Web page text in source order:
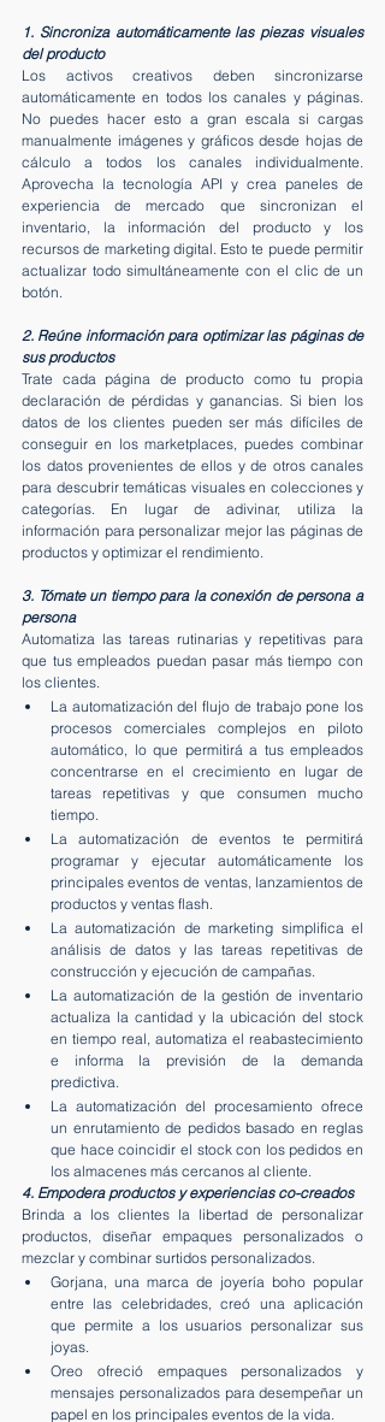
1. Sincroniza automáticamente las piezas visuales
del producto
Los activos creativos deben sincronizarse
automáticamente en todos los canales y páginas.
No puedes hacer esto a gran escala si cargas
manualmente imágenes y gráficos desde hojas de
cálculo a todos los canales individualmente.
Aprovecha la tecnología API y crea paneles de
experiencia de mercado que sincronizan el
inventario, la información del producto y los
recursos de marketing digital. Esto te puede permitir
actualizar todo simultáneamente con el clic de un
botón.
2. Reúne información para optimizar las páginas de
sus productos
Trate cada página de producto como tu propia
declaración de pérdidas y ganancias. Si bien los
datos de los clientes pueden ser más difíciles de
conseguir en los marketplaces, puedes combinar
los datos provenientes de ellos y de otros canales
para descubrir temáticas visuales en colecciones y
categorías. En lugar de adivinar, utiliza la
información para personalizar mejor las páginas de
productos y optimizar el rendimiento.
3. Tómate un tiempo para la conexión de persona a
persona
Automatiza las tareas rutinarias y repetitivas para
que tus empleados puedan pasar más tiempo con
los clientes.
La automatización del flujo de trabajo pone los
procesos comerciales complejos en piloto
automático, lo que permitirá a tus empleados
concentrarse en el crecimiento en lugar de
tareas repetitivas y que consumen mucho
tiempo.
La automatización de eventos te permitirá
programar y ejecutar automáticamente los
principales eventos de ventas, lanzamientos de
productos y ventas flash.
La automatización de marketing simplifica el
análisis de datos y las tareas repetitivas de
construcción y ejecución de campañas.
La automatización de la gestión de inventario
actualiza la cantidad y la ubicación del stock
en tiempo real, automatiza el reabastecimiento
e informa la previsión de la demanda
predictiva.
La automatización del procesamiento ofrece
un enrutamiento de pedidos basado en reglas
que hace coincidir el stock con los pedidos en
los almacenes más cercanos al cliente.
4. Empodera productos y experiencias co-creados
Brinda a los clientes la libertad de personalizar
productos, diseñar empaques personalizados o
mezclar y combinar surtidos personalizados.
Gorjana, una marca de joyería boho popular
entre las celebridades, creó una aplicación
que permite a los usuarios personalizar sus
joyas.
Oreo ofreció empaques personalizados y
mensajes personalizados para desempeñar un
papel en los principales eventos de la vida.